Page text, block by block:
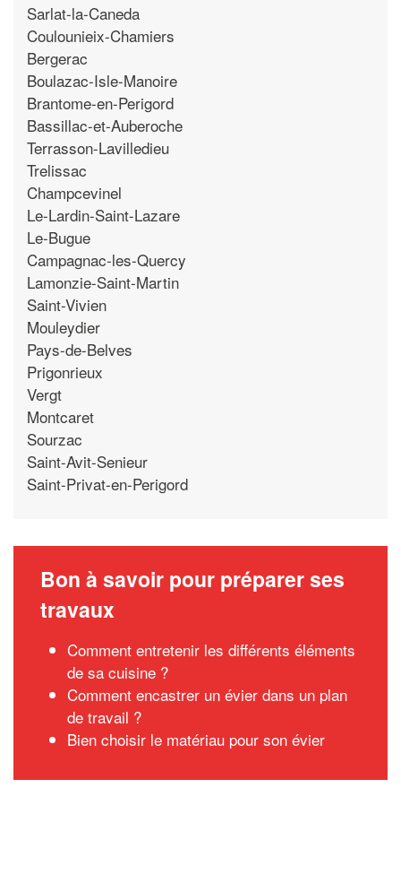
Sarlat-la-Caneda
Coulounieix-Chamiers
Bergerac
Boulazac-Isle-Manoire
Brantome-en-Perigord
Bassillac-et-Auberoche
Terrasson-Lavilledieu
Trelissac
Champcevinel
Le-Lardin-Saint-Lazare
Le-Bugue
Campagnac-les-Quercy
Lamonzie-Saint-Martin
Saint-Vivien
Mouleydier
Pays-de-Belves
Prigonrieux
Vergt
Montcaret
Sourzac
Saint-Avit-Senieur
Saint-Privat-en-Perigord
Bon à savoir pour préparer ses
travaux
Comment entretenir les différents éléments
de sa cuisine ?
Comment encastrer un évier dans un plan
de travail ?
Bien choisir le matériau pour son évier